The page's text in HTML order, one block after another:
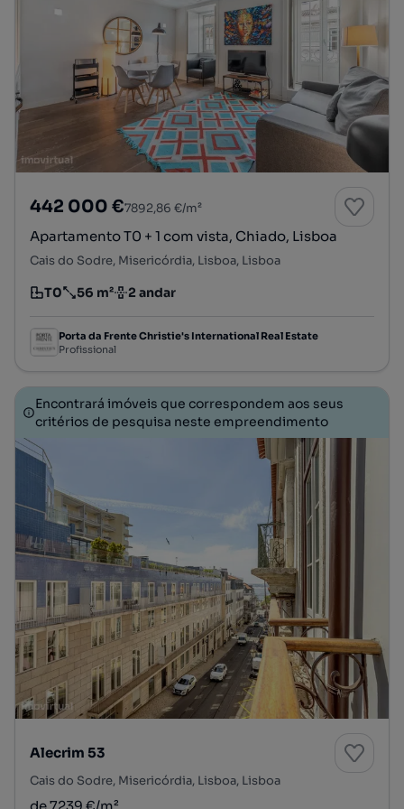
442 000 €7892,86 €/m²
Apartamento T0 + 1 com vista, Chiado, Lisboa
Cais do Sodre, Misericórdia, Lisboa, Lisboa
Tipologia
T0
Preço por metro quadrado
56 m²
Andar 2 andar
Porta da Frente Christie's International Real Estate
Profissional
Encontrará imóveis que correspondem aos seus
critérios de pesquisa neste empreendimento
Alecrim 53
Cais do Sodre, Misericórdia, Lisboa, Lisboa